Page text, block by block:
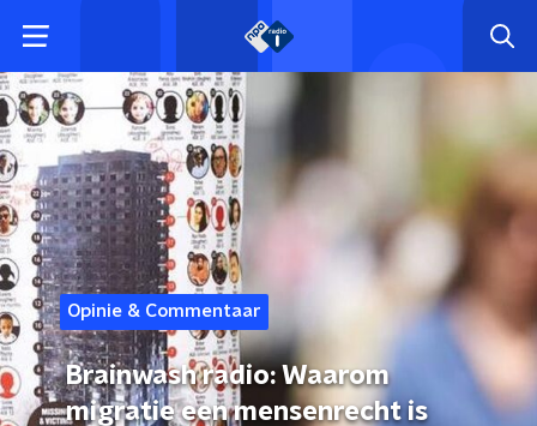
Opinie & Commentaar
Brainwash radio: Waarom
migratie een mensenrecht is